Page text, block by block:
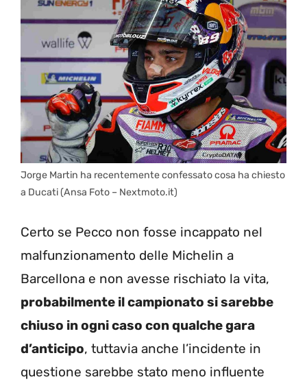
Jorge Martin ha recentemente confessato cosa ha chiesto
a Ducati (Ansa Foto – Nextmoto.it)
Certo se Pecco non fosse incappato nel
malfunzionamento delle Michelin a
Barcellona e non avesse rischiato la vita,
probabilmente il campionato si sarebbe
chiuso in ogni caso con qualche gara
d’anticipo, tuttavia anche l’incidente in
questione sarebbe stato meno influente